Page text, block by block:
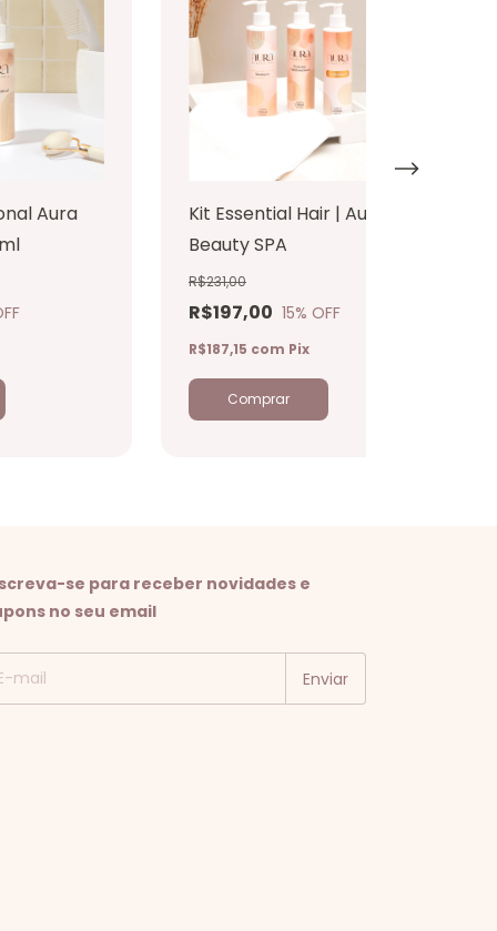
Aura
Kit Essential Hair | Aura
Beauty SPA
R$197,00
R$231,00
15% OFF
R$187,15 com Pix
se para receber novidades e
no seu email